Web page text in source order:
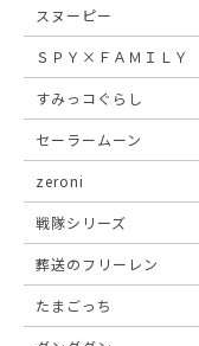
スヌーピー
ＳＰＹ×ＦＡＭＩＬＹ
すみっコぐらし
セーラームーン
zeroni
戦隊シリーズ
葬送のフリーレン
たまごっち